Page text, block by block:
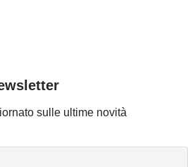
sulle ultime novità